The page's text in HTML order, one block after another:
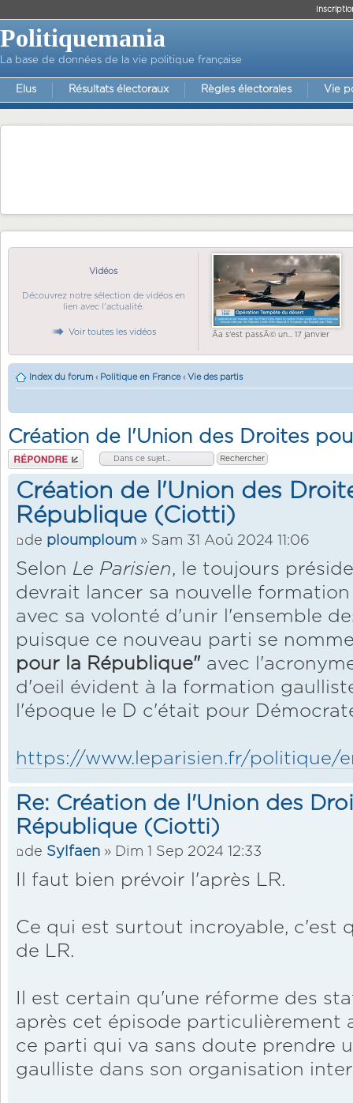
Politiquemania
La base de données de la vie politique française
Elus Résultats électoraux Règles électorales Vie
Vidéos
Découvrez notre sélection de vidéos en
lien avec l'actualité.
Voir toutes les vidéos Ãa s'est passÃ© un... 17 janvier
Index du forum ‹ Politique en France ‹ Vie des partis
Création de l'Union des Droites
Répondre
Création de l'Union des
République (Ciotti)
de ploumploum » Sam 31 Aoû 2024 11:06
Selon Le Parisien, le toujours
devrait lancer sa nouvelle
avec sa volonté d'unir l'ensemble
puisque ce nouveau parti se
pour la République" avec
d'oeil évident à la formation
l'époque le D c'était pour
https://www.leparisien.fr/politique/
Re: Création de l'Union des
République (Ciotti)
de Sylfaen » Dim 1 Sep 2024 12:33
Il faut bien prévoir l'après LR.
Ce qui est surtout incroyable, c'est
de LR.
Il est certain qu'une réforme des
après cet épisode particulièrement
ce parti qui va sans doute prendre
gaulliste dans son organisation